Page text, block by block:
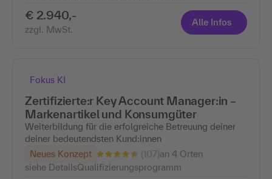
€ 2.940,-
zzgl. MwSt.
Alle Infos
Fokus KI
Zertifizierte:r Key Account Manager:in –
Markenartikel und Konsumgüter
Weiterbildung für die erfolgreiche Betreuung deiner
deiner bedeutendsten Kund:innen
Neues Konzept
(107)an 4 Orten
siehe DetailsQualifizierungsprogramm